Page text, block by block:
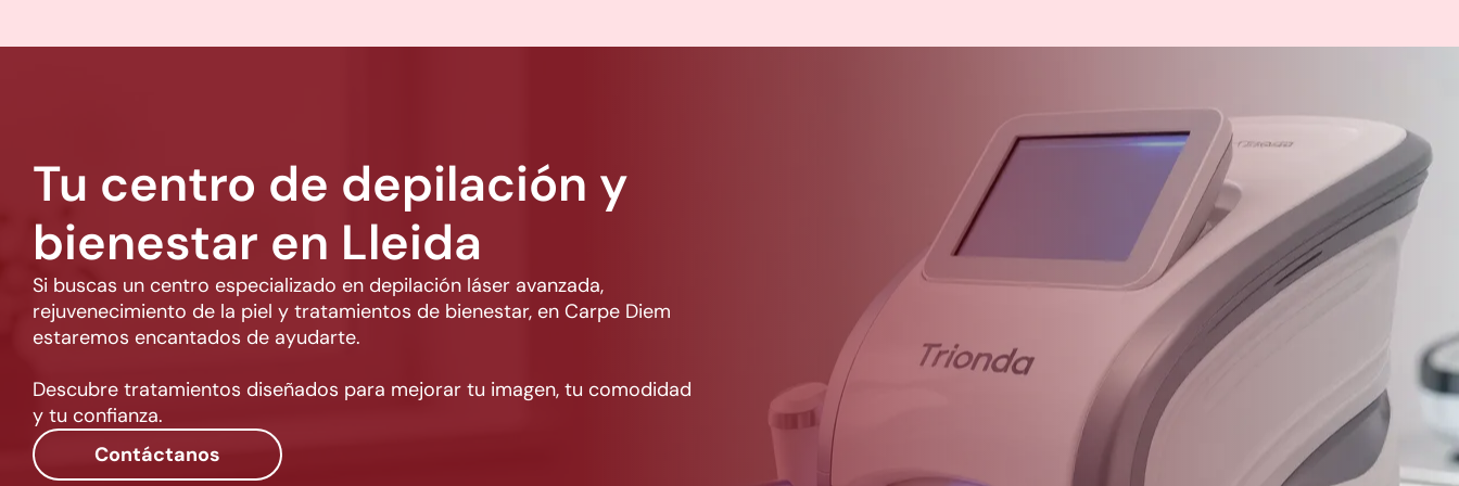
del dolor corporal.
Tu centro de depilación y
bienestar en Lleida
Si buscas un centro especializado en depilación láser avanzada,
rejuvenecimiento de la piel y tratamientos de bienestar, en Carpe Diem
estaremos encantados de ayudarte.
Descubre tratamientos diseñados para mejorar tu imagen, tu comodidad
y tu confianza.
Contáctanos